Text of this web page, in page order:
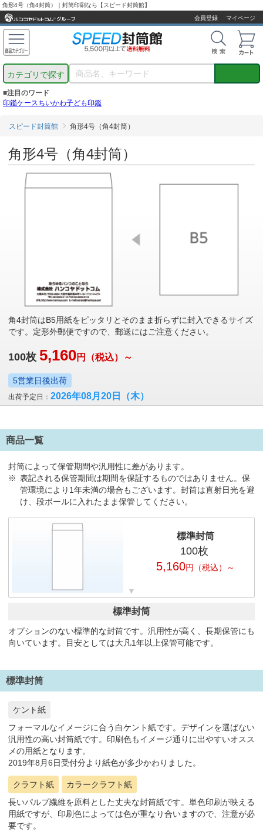
角形4号（角4封筒）｜封筒印刷なら【スピード封筒館】
会員登録
マイページ
カテゴリで探す
■注目のワード
印鑑ケースちいかわ子ども印鑑
スピード封筒館 角形4号（角4封筒）
角形4号（角4封筒）
角4封筒はB5用紙をピッタリとそのまま折らずに封入できるサイズ
です。定形外郵便ですので、郵送にはご注意ください。
100枚 5,160円 （税込）～
5営業日後出荷
出荷予定日： 2026年08月20日 （木）
商品一覧
封筒によって保管期間や汎用性に差があります。
表記される保管期間は期間を保証するものではありません。保
管環境により1年未満の場合もございます。封筒は直射日光を避
け、段ボールに入れたまま保管してください。
標準封筒
100枚
5,160円 （税込）～
標準封筒
オプションのない標準的な封筒です。汎用性が高く、長期保管にも
向いています。目安としては大凡1年以上保管可能です。
標準封筒
ケント紙
フォーマルなイメージに合う白ケント紙です。デザインを選ばない
汎用性の高い封筒紙です。印刷色もイメージ通りに出やすいオスス
メの用紙となります。
2019年8月6日受付分より紙色が多少かわりました。
クラフト紙
カラークラフト紙
長いパルプ繊維を原料とした丈夫な封筒紙です。単色印刷が映える
用紙ですが、印刷色によっては色が重なり合いますので、注意が必
要です。